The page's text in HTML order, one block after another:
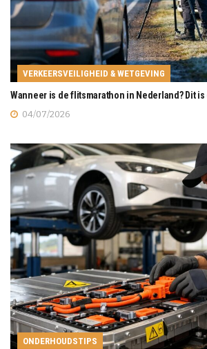
VERKEERSVEILIGHEID & WETGEVING
Wanneer is de flitsmarathon in Nederland? Dit
04/07/2026
ONDERHOUDSTIPS